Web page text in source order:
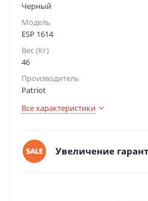
Черный
Модель
ESP 1614
Вес (Кг)
46
Производитель
Patriot
Все характеристики
Увеличение